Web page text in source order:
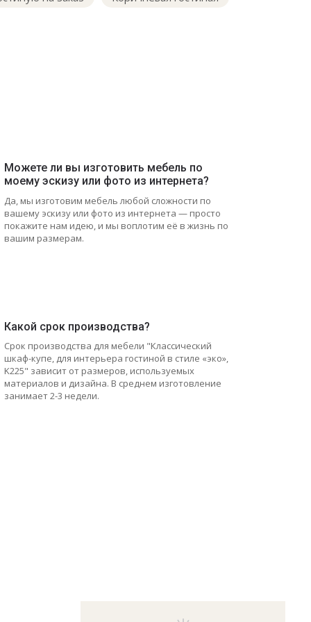
Можете ли вы изготовить мебель по
моему эскизу или фото из интернета?
Да, мы изготовим мебель любой сложности по
вашему эскизу или фото из интернета — просто
покажите нам идею, и мы воплотим её в жизнь по
вашим размерам.
Какой срок производства?
Срок производства для мебели "Классический
шкаф-купе, для интерьера гостиной в стиле «эко»,
K225" зависит от размеров, используемых
материалов и дизайна. В среднем изготовление
занимает 2-3 недели.